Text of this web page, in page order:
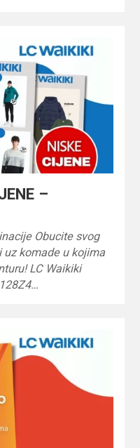
–
Obucite svog
komade u kojima
LC Waikiki